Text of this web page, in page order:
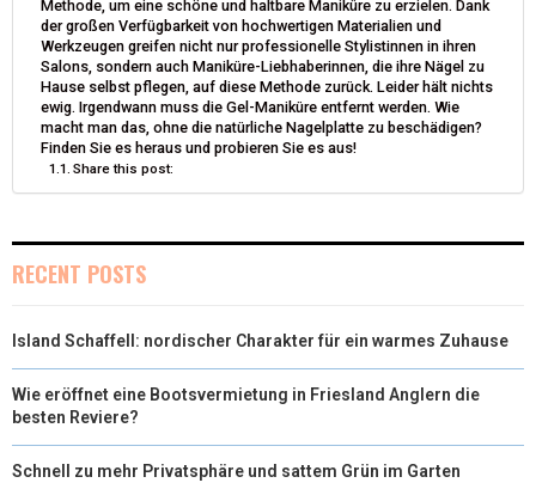
R
)
T
Methode, um eine schöne und haltbare Maniküre zu erzielen. Dank
der großen Verfügbarkeit von hochwertigen Materialien und
Werkzeugen greifen nicht nur professionelle Stylistinnen in ihren
Salons, sondern auch Maniküre-Liebhaberinnen, die ihre Nägel zu
Hause selbst pflegen, auf diese Methode zurück. Leider hält nichts
ewig. Irgendwann muss die Gel-Maniküre entfernt werden. Wie
macht man das, ohne die natürliche Nagelplatte zu beschädigen?
Finden Sie es heraus und probieren Sie es aus!
Share this post:
RECENT POSTS
Island Schaffell: nordischer Charakter für ein warmes Zuhause
Wie eröffnet eine Bootsvermietung in Friesland Anglern die
besten Reviere?
Schnell zu mehr Privatsphäre und sattem Grün im Garten